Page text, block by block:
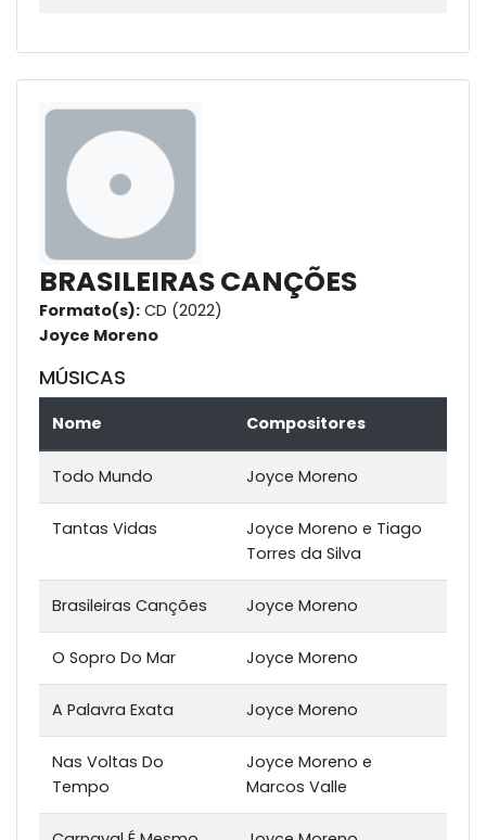
BRASILEIRAS CANÇÕES
Formato(s): CD (2022)
Joyce Moreno
MÚSICAS
Nome Compositores
Todo Mundo Joyce Moreno
Tantas Vidas
Joyce Moreno e Tiago
Torres da Silva
Brasileiras Canções Joyce Moreno
O Sopro Do Mar Joyce Moreno
A Palavra Exata Joyce Moreno
Nas Voltas Do
Tempo
Joyce Moreno e
Marcos Valle